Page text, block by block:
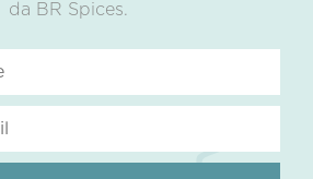
da BR Spices.